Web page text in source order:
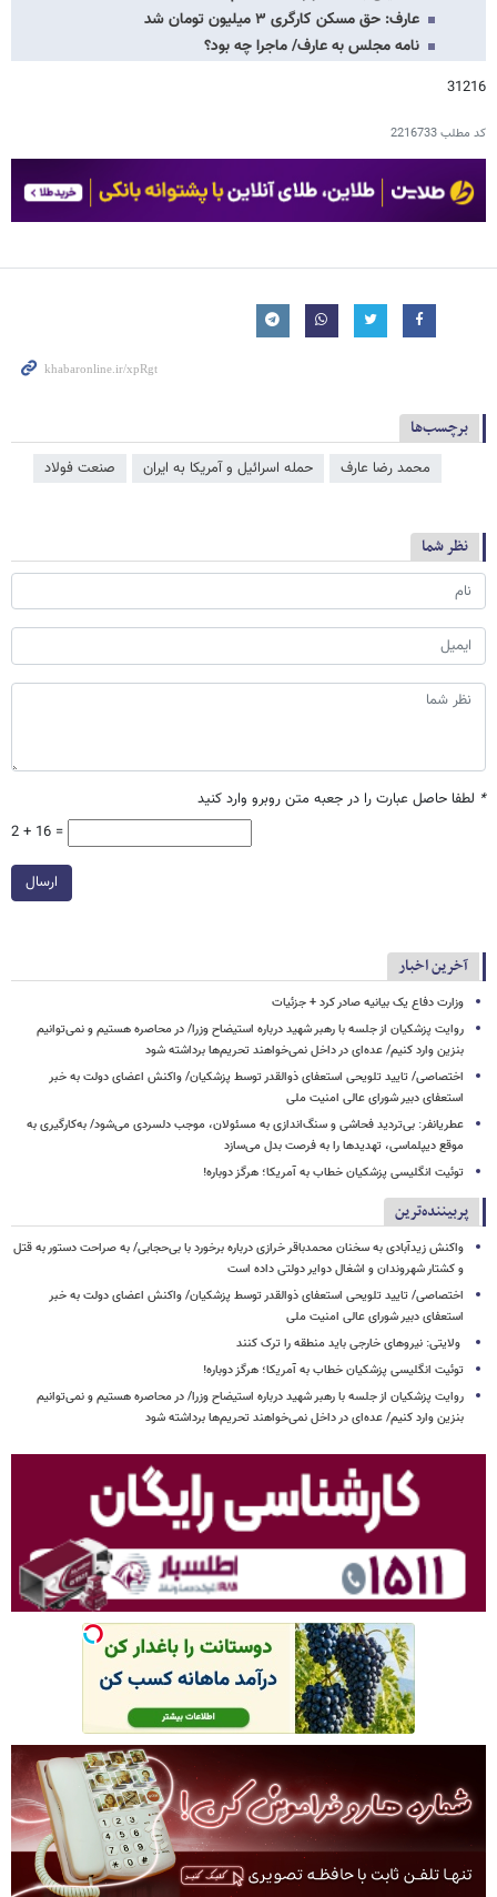
عارف: حق مسکن کارگری ۳ میلیون تومان شد
نامه مجلس به عارف/ ماجرا چه بود؟
31216
کد مطلب2216733
برچسب‌ها
محمد رضا عارف حمله اسرائیل و آمریکا به ایران صنعت فولاد
نظر شما
* لطفا حاصل عبارت را در جعبه متن روبرو وارد کنید
2 + 16 =
ارسال
آخرین اخبار
وزارت دفاع یک بیانیه صادر کرد + جزئیات
روایت پزشکیان از جلسه با رهبر شهید درباره استیضاح وزرا/ در محاصره هستیم و نمی‌توانیم
بنزین وارد کنیم/ عده‌ای در داخل نمی‌خواهند تحریم‌ها برداشته شود
اختصاصی/ تایید تلویحی استعفای ذوالقدر توسط پزشکیان/ واکنش اعضای دولت به خبر
استعفای دبیر شورای عالی امنیت ملی
عطریانفر: بی‌تردید فحاشی و سنگ‌اندازی به مسئولان، موجب دلسردی می‌شود/ به‌کارگیری به
موقع دیپلماسی، تهدیدها را به فرصت بدل می‌سازد
توئیت انگلیسی پزشکیان خطاب به آمریکا؛ هرگز دوباره!
پربیننده‌ترین
واکنش زیدآبادی به سخنان محمدباقر خرازی درباره برخورد با بی‌حجابی/ به صراحت دستور به قتل
و کشتار شهروندان و اشغال دوایر دولتی داده است
اختصاصی/ تایید تلویحی استعفای ذوالقدر توسط پزشکیان/ واکنش اعضای دولت به خبر
استعفای دبیر شورای عالی امنیت ملی
ولایتی: نیروهای خارجی باید منطقه را ترک کنند
توئیت انگلیسی پزشکیان خطاب به آمریکا؛ هرگز دوباره!
روایت پزشکیان از جلسه با رهبر شهید درباره استیضاح وزرا/ در محاصره هستیم و نمی‌توانیم
بنزین وارد کنیم/ عده‌ای در داخل نمی‌خواهند تحریم‌ها برداشته شود